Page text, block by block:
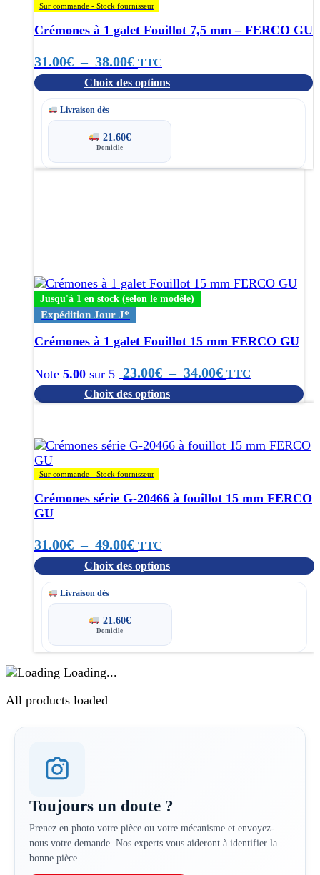
Sur commande - Stock fournisseur
Crémones à 1 galet Fouillot 7,5 mm – FERCO GU
31.00€ – 38.00€Plage
de
à
TTC
Choix des options
être
sur
page
du
produit
Livraison dès
21.60€
Domicile
Jusqu'à 1 en stock (selon le modèle)
Expédition Jour J*
Crémones à 1 galet Fouillot 15 mm FERCO GU
Note 5.00 sur 5 23.00€ – 34.00€Plage
23.00€
34.00€
TTC
Choix des options
peuvent
être
choisies
sur
la
du
produit
Sur commande - Stock fournisseur
Crémones série G-20466 à fouillot 15 mm FERCO
GU
31.00€ – 49.00€Plage
de
à
TTC
Choix des options
a
plusieurs
variations.
Les
options
peuvent
choisies
sur
la
page Livraison dès
21.60€
Domicile
Loading...
All products loaded
Toujours un doute ?
Prenez en photo votre pièce ou votre mécanisme et envoyez-
nous votre demande. Nos experts vous aideront à identifier la
bonne pièce.